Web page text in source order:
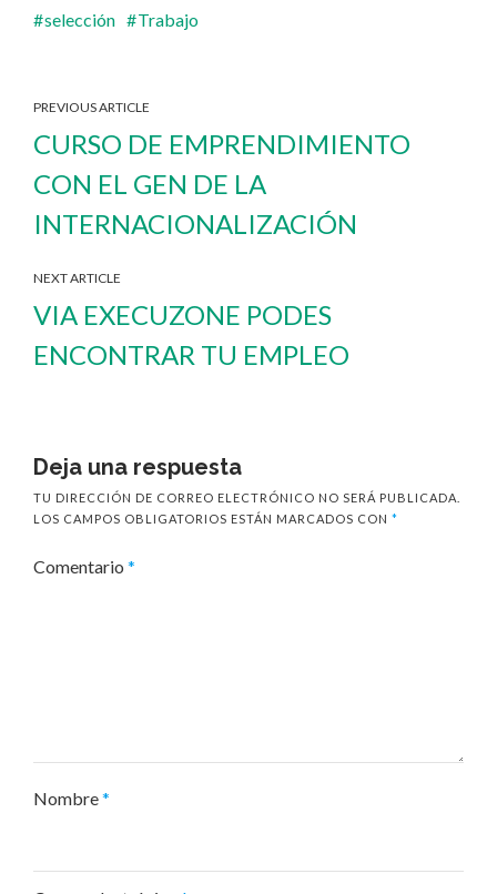
selección
Trabajo
PREVIOUS ARTICLE
CURSO DE EMPRENDIMIENTO
CON EL GEN DE LA
INTERNACIONALIZACIÓN
NEXT ARTICLE
VIA EXECUZONE PODES
ENCONTRAR TU EMPLEO
Deja una respuesta
TU DIRECCIÓN DE CORREO ELECTRÓNICO NO SERÁ PUBLICADA.
LOS CAMPOS OBLIGATORIOS ESTÁN MARCADOS CON *
Comentario *
Nombre*